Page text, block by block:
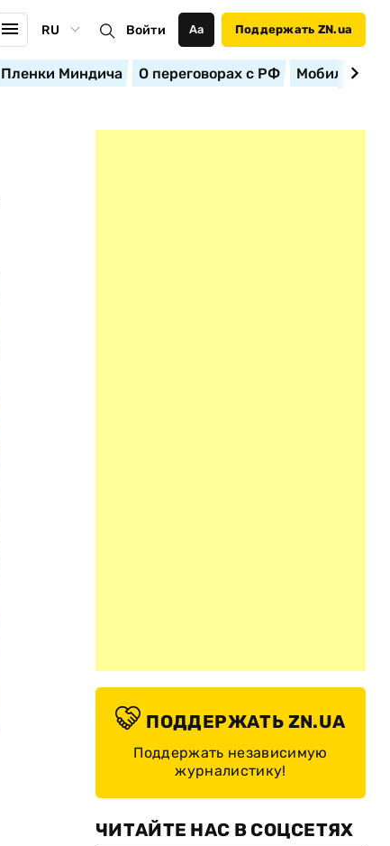
RU Войти Аа Поддержать ZN.ua
Пленки Миндича О переговорах с РФ
ПОДДЕРЖАТЬ ZN.UA
Поддержать независимую
журналистику!
ЧИТАЙТЕ НАС В СОЦСЕТЯХ